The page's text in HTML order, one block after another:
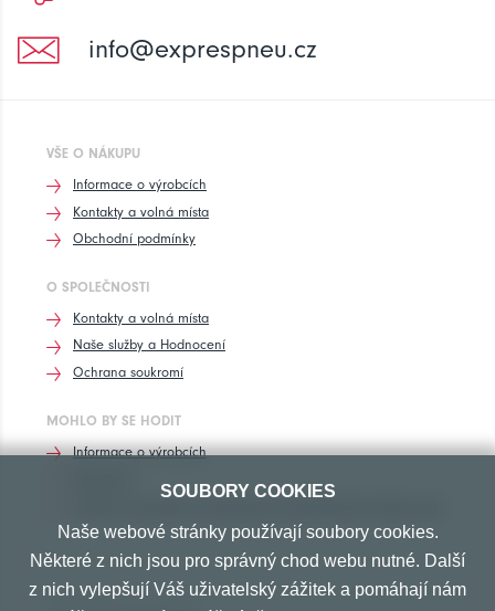
info@exprespneu.cz
VŠE O NÁKUPU
Informace o výrobcích
Kontakty a volná místa
Obchodní podmínky
O SPOLEČNOSTI
Kontakty a volná místa
Naše služby a Hodnocení
Ochrana soukromí
MOHLO BY SE HODIT
Informace o výrobcích
SOUBORY COOKIES
Naše webové stránky používají soubory cookies.
Některé z nich jsou pro správný chod webu nutné. Další
z nich vylepšují Váš uživatelský zážitek a pomáhají nám